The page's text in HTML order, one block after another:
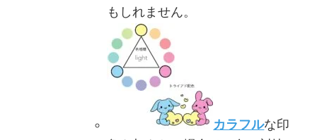
もしれません。
カラフルな印